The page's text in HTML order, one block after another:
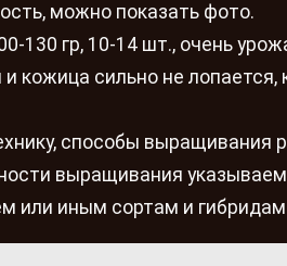
можно показать фото.
130 гр, 10-14 шт., очень
кожица сильно не лопается,
способы выращивания
выращивания
или иным сортам и